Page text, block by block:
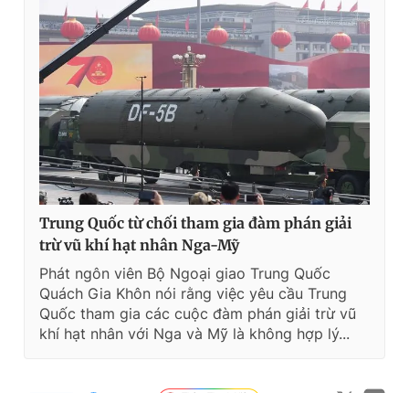
Trung Quốc từ chối tham gia đàm phán giải
trừ vũ khí hạt nhân Nga-Mỹ
Phát ngôn viên Bộ Ngoại giao Trung Quốc
Quách Gia Khôn nói rằng việc yêu cầu Trung
Quốc tham gia các cuộc đàm phán giải trừ vũ
khí hạt nhân với Nga và Mỹ là không hợp lý...